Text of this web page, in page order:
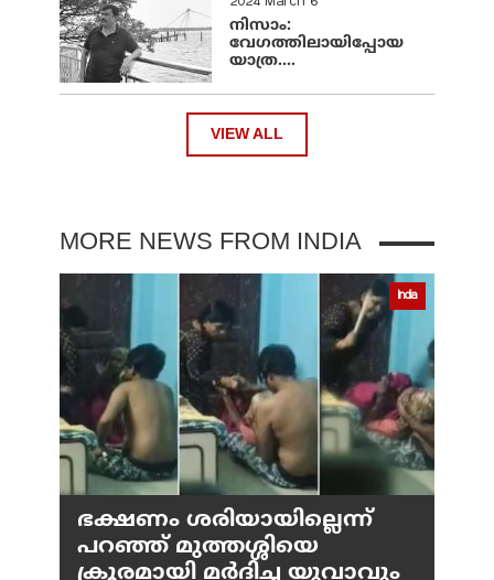
നിസാം:
വേഗത്തിലായിപ്പോയ
യാത്ര....
VIEW ALL
MORE NEWS FROM INDIA
India
ഭക്ഷണം ശരിയായില്ലെന്ന്
പറഞ്ഞ് മുത്തശ്ശിയെ
ക്രൂരമായി മര്‍ദിച്ച യുവാവും